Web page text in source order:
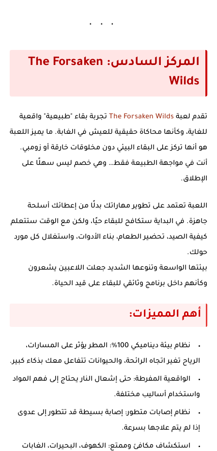
المركز السادس: The Forsaken
Wilds
تقدم لعبة The Forsaken Wilds تجربة بقاء "طبيعية" واقعية
للغاية، وكأنها محاكاة حقيقية للعيش في الغابة. ما يميز اللعبة
هو أنها تركز على البقاء البيئي دون مخلوقات خارقة أو زومبي.
أنت في مواجهة الطبيعة فقط… وهي خصم ليس سهلًا على
الإطلاق.
اللعبة تعتمد على تطوير مهاراتك بدلًا من إعطائك أسلحة
جاهزة. في البداية ستكافح للبقاء حيًا، ولكن مع الوقت ستتعلم
كيفية الصيد، تحضير الطعام، بناء الأدوات، واستغلال كل مورد
حولك.
بيئتها الواسعة وتنوعها الشديد جعلت اللاعبين يشعرون
وكأنهم داخل برنامج وثائقي للبقاء على قيد الحياة.
أهم المميزات:
نظام بيئة ديناميكي 100%
: المطر يؤثر على المسارات،
الرياح تغير اتجاه الرائحة، والحيوانات تتفاعل معك بذكاء كبير.
الواقعية المفرطة: حتى إشعال النار يحتاج إلى فهم المواد
واستخدام أساليب مختلفة.
نظام إصابات متطور: إصابة بسيطة قد تتطور إلى عدوى
إذا لم يتم علاجها بسرعة.
استكشاف مكافئ وممتع: الكهوف، البحيرات، الغابات